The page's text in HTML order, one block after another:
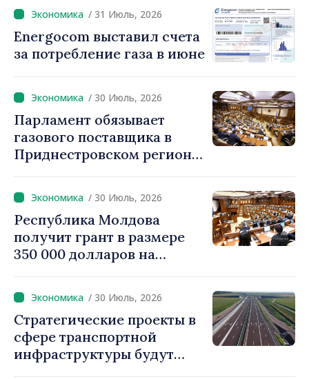
меры дают результаты»
/ 31 Июль, 2026
Energocom выставил счета
за потребление газа в июне
/ 30 Июль, 2026
Парламент обязывает
газового поставщика в
Приднестровском регионе
запасы
/ 30 Июль, 2026
Республика Молдова
получит грант в размере
350 000 долларов на
«Реестр залогов
движимого имущества»
/ 30 Июль, 2026
Стратегические проекты в
сфере транспортной
инфраструктуры будут